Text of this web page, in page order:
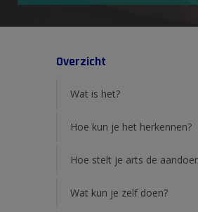
Overzicht
Wat is het?
Hoe kun je het herkennen?
Hoe stelt je arts de
Wat kun je zelf doen?